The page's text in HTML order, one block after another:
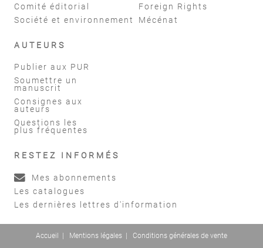
Comité éditorial
Société et environnement
Foreign Rights
Mécénat
AUTEURS
Publier aux PUR
Soumettre un
manuscrit
Consignes aux
auteurs
Questions les
plus fréquentes
RESTEZ INFORMÉS
Mes abonnements
Les catalogues
Les dernières lettres d'information
Accueil Mentions légales
Conditions générales de vente